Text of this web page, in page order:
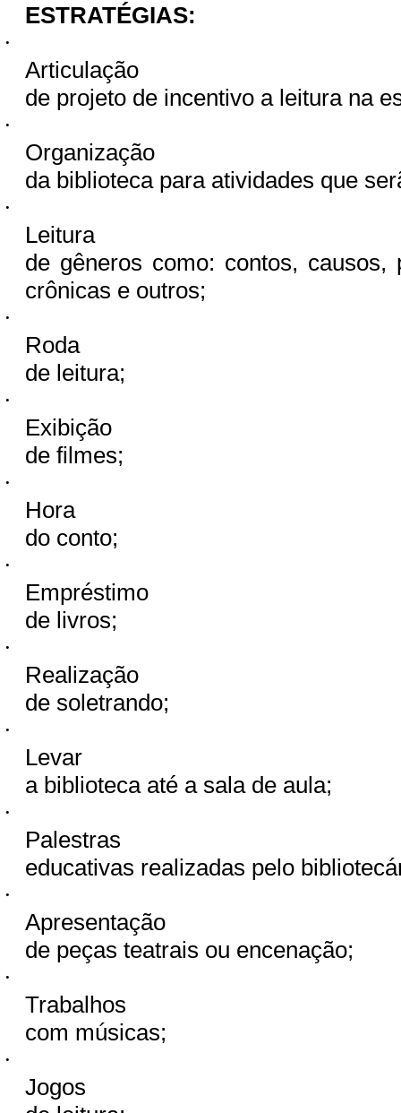
ESTRATÉGIAS:
·
Articulação
de projeto de incentivo a leitura na
·
Organização
da biblioteca para atividades que
·
Leitura
de gêneros como: contos, causos,
crônicas e outros;
·
Roda
de leitura;
·
Exibição
de filmes;
·
Hora
do conto;
·
Empréstimo
de livros;
·
Realização
de soletrando;
·
Levar
a biblioteca até a sala de aula;
·
Palestras
educativas realizadas pelo
·
Apresentação
de peças teatrais ou encenação;
·
Trabalhos
com músicas;
·
Jogos